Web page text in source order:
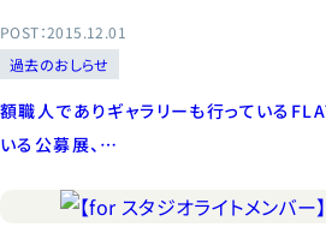
POST：2015.12.01
過去のおしらせ
額職人でありギャラリーも行っている
いる公募展、…